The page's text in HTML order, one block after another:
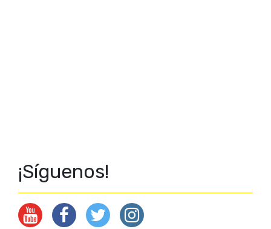
¡Síguenos!